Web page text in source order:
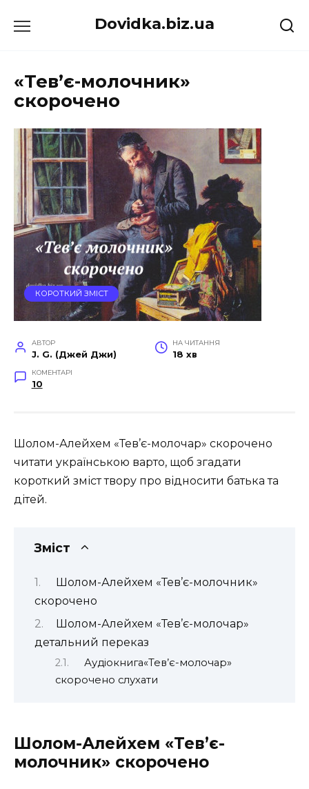
до
Dovidka.biz.ua
«Тев’є-молочник»
скорочено
КОРОТКИЙ ЗМІСТ
АВТОР
J. G. (Джей Джи)
НА ЧИТАННЯ
18 хв
КОМЕНТАРІ
10
Шолом-Алейхем «Тев’є-молочар» скорочено
читати українською варто, щоб згадати
короткий зміст твору про відносити батька та
дітей.
Зміст
Шолом-Алейхем «Тев’є-молочник»
скорочено
Шолом-Алейхем «Тев’є-молочар»
детальний переказ
Аудіокнига«Тев’є-молочар»
скорочено слухати
Шолом-Алейхем «Тев’є-
молочник» скорочено